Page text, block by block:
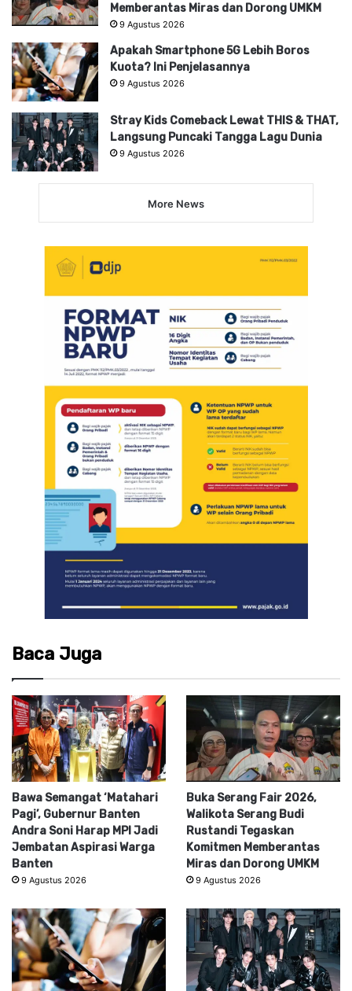
Memberantas Miras dan Dorong UMKM
9 Agustus 2026
Apakah Smartphone 5G Lebih Boros
Kuota? Ini Penjelasannya
9 Agustus 2026
Stray Kids Comeback Lewat THIS & THAT,
Langsung Puncaki Tangga Lagu Dunia
9 Agustus 2026
More News
Baca Juga
Bawa Semangat ‘Matahari
Pagi’, Gubernur Banten
Andra Soni Harap MPI Jadi
Jembatan Aspirasi Warga
Banten
9 Agustus 2026
Buka Serang Fair 2026,
Walikota Serang Budi
Rustandi Tegaskan
Komitmen Memberantas
Miras dan Dorong UMKM
9 Agustus 2026